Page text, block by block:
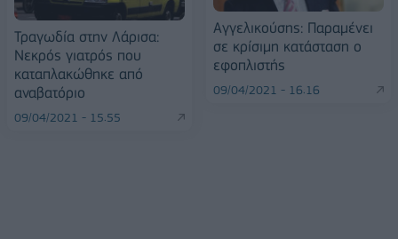
Τραγωδία στην Λάρισα:
Νεκρός γιατρός που
καταπλακώθηκε από
αναβατόριο
09/04/2021 - 15:55
Αγγελικούσης: Παραμένει
σε κρίσιμη κατάσταση ο
εφοπλιστής
09/04/2021 - 16:16